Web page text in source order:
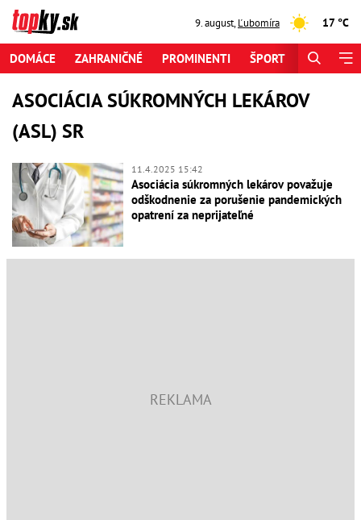
9. august,Ľubomíra 17 °C
DOMÁCE ZAHRANIČNÉ PROMINENTI ŠPORT
ASOCIÁCIA SÚKROMNÝCH LEKÁROV
(ASL) SR
11.4.2025 15:42
Asociácia súkromných lekárov považuje
odškodnenie za porušenie pandemických
opatrení za neprijateľné